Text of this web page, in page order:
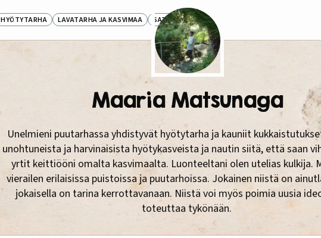
HYÖTYTARHA LAVATARHA JA KASVIMAA SATO
Maaria Matsunaga
Unelmieni puutarhassa yhdistyvät hyötytarha ja kauniit
unohtuneista ja harvinaisista hyötykasveista ja nautin siitä, että saan
yrtit keittiööni omalta kasvimaalta. Luonteeltani olen utelias kulkija.
vierailen erilaisissa puistoissa ja puutarhoissa. Jokainen niistä on
jokaisella on tarina kerrottavanaan. Niistä voi myös poimia uusia
toteuttaa tykönään.